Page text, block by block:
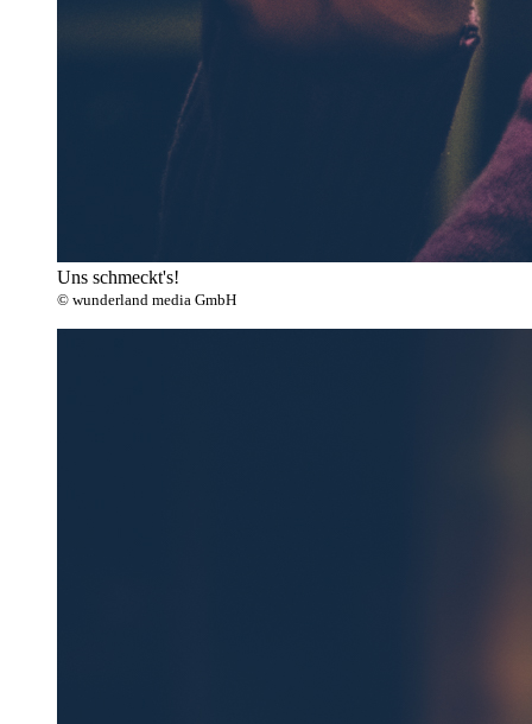
Uns schmeckt's!
© wunderland media GmbH